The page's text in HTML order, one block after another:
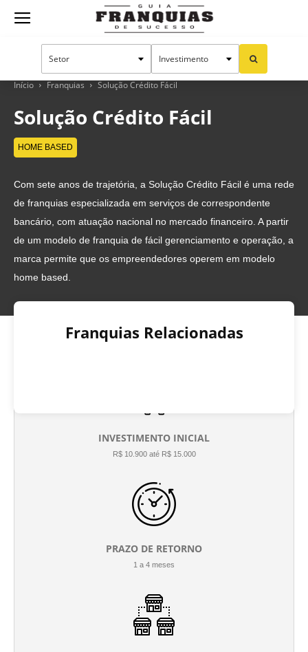
Guia
Franquias
Sucesso
Início Franquias Solução Crédito Fácil
Solução Crédito Fácil
HOME BASED
Com sete anos de trajetória, a Solução Crédito Fácil é uma rede
de franquias especializada em serviços de correspondente
bancário, com atuação nacional no mercado financeiro. A partir
de um modelo de franquia de fácil gerenciamento e operação, a
marca permite que os empreendedores operem em modelo
home based.
Franquias Relacionadas
INVESTIMENTO INICIAL
R$ 10.900 até R$ 15.000
PRAZO DE RETORNO
1 a 4 meses